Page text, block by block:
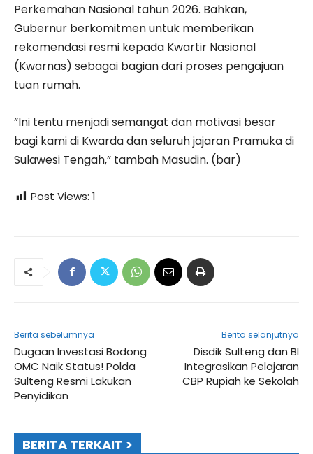
Perkemahan Nasional tahun 2026. Bahkan,
Gubernur berkomitmen untuk memberikan
rekomendasi resmi kepada Kwartir Nasional
(Kwarnas) sebagai bagian dari proses pengajuan
tuan rumah.
‎”Ini tentu menjadi semangat dan motivasi besar
bagi kami di Kwarda dan seluruh jajaran Pramuka di
Sulawesi Tengah,” tambah Masudin. (bar)
Post Views: 1
Berita sebelumnya
Dugaan Investasi Bodong
OMC Naik Status! Polda
Sulteng Resmi Lakukan
Penyidikan
Berita selanjutnya
Disdik Sulteng dan BI
Integrasikan Pelajaran
CBP Rupiah ke Sekolah
BERITA TERKAIT >